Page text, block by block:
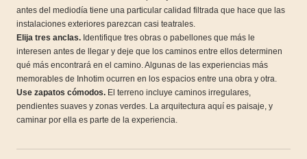
antes del mediodía tiene una particular calidad filtrada que hace que las
instalaciones exteriores parezcan casi teatrales.
Elija tres anclas. Identifique tres obras o pabellones que más le
interesen antes de llegar y deje que los caminos entre ellos determinen
qué más encontrará en el camino. Algunas de las experiencias más
memorables de Inhotim ocurren en los espacios entre una obra y otra.
Use zapatos cómodos. El terreno incluye caminos irregulares,
pendientes suaves y zonas verdes. La arquitectura aquí es paisaje, y
caminar por ella es parte de la experiencia.